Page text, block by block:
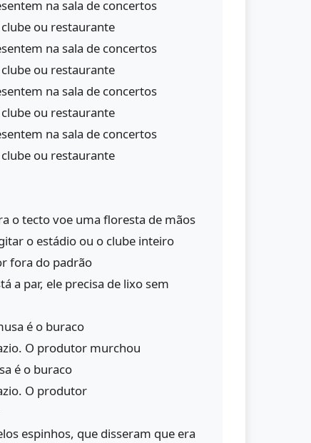
na sala de concertos
ou restaurante
na sala de concertos
ou restaurante
na sala de concertos
ou restaurante
na sala de concertos
ou restaurante
o tecto voe uma floresta de mãos
o estádio ou o clube inteiro
fora do padrão
a par, ele precisa de lixo sem
é o buraco
O produtor murchou
é o buraco
O produtor
espinhos, que disseram que era